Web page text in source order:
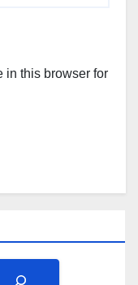
in this browser for